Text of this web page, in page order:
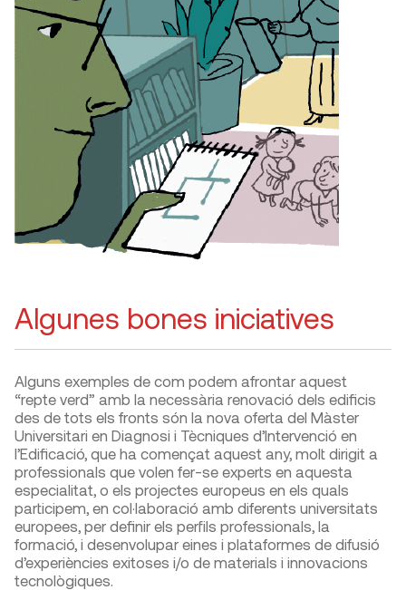
Algunes bones iniciatives
Alguns exemples de com podem afrontar aquest
“repte verd” amb la necessària renovació dels edificis
des de tots els fronts són la nova oferta del Màster
Universitari en Diagnosi i Tècniques d’Intervenció en
l’Edificació, que ha començat aquest any, molt dirigit a
professionals que volen fer-se experts en aquesta
especialitat, o els projectes europeus en els quals
participem, en col·laboració amb diferents universitats
europees, per definir els perfils professionals, la
formació, i desenvolupar eines i plataformes de difusió
d’experiències exitoses i/o de materials i innovacions
tecnològiques.